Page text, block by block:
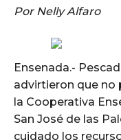
Por Nelly Alfaro
Ensenada.-
advirtieron que no
la Cooperativa
San José de las
cuidado los